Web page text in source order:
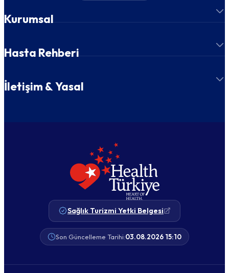
Kurumsal
Hasta Rehberi
İletişim & Yasal
Sağlık Turizmi Yetki Belgesi
Son Güncelleme Tarihi:03.08.2026 15:10